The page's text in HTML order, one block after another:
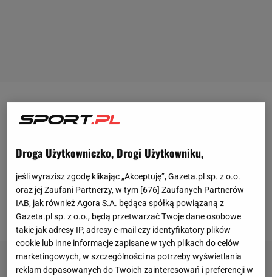
profesjonalnych graczy FIFA w największym polskim
co środę oglądać można streamy z dwóch meczów,
które dostępne będą na Facebooku PKO BP
Ekstraklasa Games oraz na Twitchu i YouTube
Polsat Games.
Droga Użytkowniczko, Drogi Użytkowniku,
jeśli wyrazisz zgodę klikając „Akceptuję”, Gazeta.pl sp. z o.o.
oraz jej Zaufani Partnerzy, w tym [676] Zaufanych Partnerów
IAB, jak również Agora S.A. będąca spółką powiązaną z
Gazeta.pl sp. z o.o., będą przetwarzać Twoje dane osobowe
takie jak adresy IP, adresy e-mail czy identyfikatory plików
cookie lub inne informacje zapisane w tych plikach do celów
marketingowych, w szczególności na potrzeby wyświetlania
reklam dopasowanych do Twoich zainteresowań i preferencji w